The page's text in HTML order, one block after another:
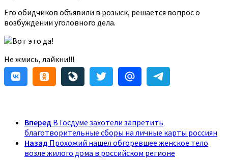
Его обидчиков объявили в розыск, решается вопрос о
возбуждении уголовного дела.
Вот это да!
Не жмись, лайкни!!!
Вперед В Госдуме захотели запретить
благотворительные сборы на личные карты россиян
Назад Прохожий нашел обгоревшее женское тело
возле жилого дома в российском регионе